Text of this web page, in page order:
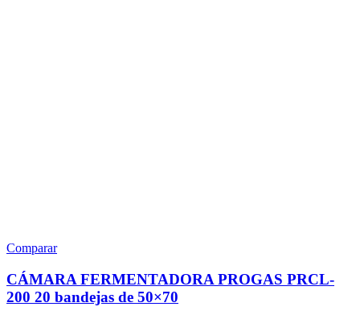
Comparar
CÁMARA FERMENTADORA PROGAS PRCL-
200 20 bandejas de 50×70